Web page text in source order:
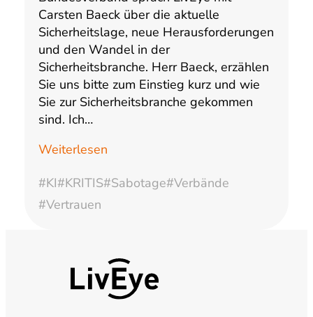
Carsten Baeck über die aktuelle
Sicherheitslage, neue Herausforderungen
und den Wandel in der
Sicherheitsbranche. Herr Baeck, erzählen
Sie uns bitte zum Einstieg kurz und wie
Sie zur Sicherheitsbranche gekommen
sind. Ich…
Weiterlesen
#KI#KRITIS#Sabotage#Verbände
#Vertrauen